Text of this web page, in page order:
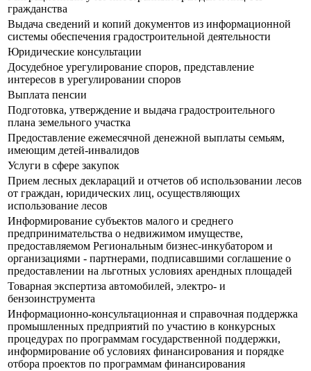
гражданства
Выдача сведений и копий документов из информационной
системы обеспечения градостроительной деятельности
Юридические консультации
Досудебное урегулирование споров, представление
интересов в урегулировании споров
Выплата пенсии
Подготовка, утверждение и выдача градостроительного
плана земельного участка
Предоставление ежемесячной денежной выплаты семьям,
имеющим детей-инвалидов
Услуги в сфере закупок
Прием лесных деклараций и отчетов об использовании лесов
от граждан, юридических лиц, осуществляющих
использование лесов
Информирование субъектов малого и среднего
предпринимательства о недвижимом имуществе,
предоставляемом Региональным бизнес-инкубатором и
организациями - партнерами, подписавшими соглашение о
предоставлении на льготных условиях арендных площадей
Товарная экспертиза автомобилей, электро- и
бензоинструмента
Информационно-консультационная и справочная поддержка
промышленных предприятий по участию в конкурсных
процедурах по программам государственной поддержки,
информирование об условиях финансирования и порядке
отбора проектов по программам финансирования